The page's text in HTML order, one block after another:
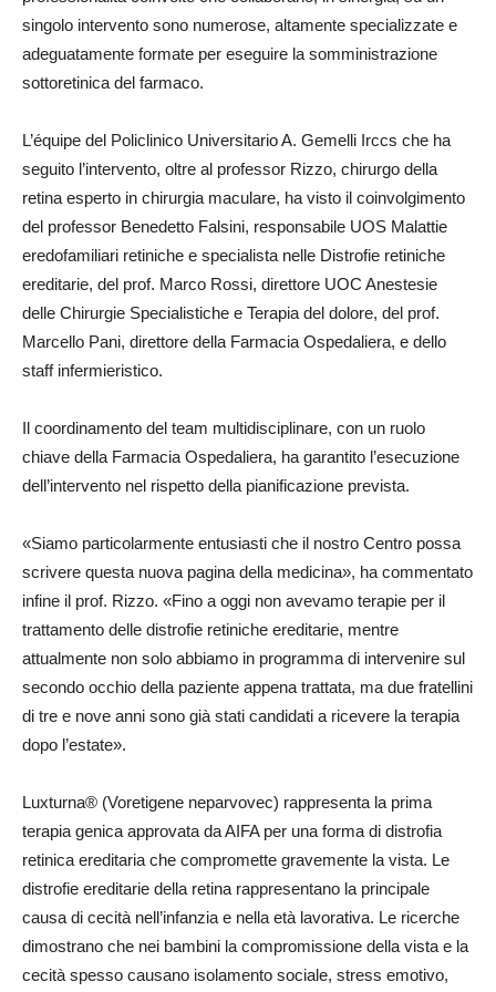
singolo intervento sono numerose, altamente specializzate e
adeguatamente formate per eseguire la somministrazione
sottoretinica del farmaco.
L’équipe del Policlinico Universitario A. Gemelli Irccs che ha
seguito l’intervento, oltre al professor Rizzo, chirurgo della
retina esperto in chirurgia maculare, ha visto il coinvolgimento
del professor Benedetto Falsini, responsabile UOS Malattie
eredofamiliari retiniche e specialista nelle Distrofie retiniche
ereditarie, del prof. Marco Rossi, direttore UOC Anestesie
delle Chirurgie Specialistiche e Terapia del dolore, del prof.
Marcello Pani, direttore della Farmacia Ospedaliera, e dello
staff infermieristico.
Il coordinamento del team multidisciplinare, con un ruolo
chiave della Farmacia Ospedaliera, ha garantito l’esecuzione
dell’intervento nel rispetto della pianificazione prevista.
«Siamo particolarmente entusiasti che il nostro Centro possa
scrivere questa nuova pagina della medicina», ha commentato
infine il prof. Rizzo. «Fino a oggi non avevamo terapie per il
trattamento delle distrofie retiniche ereditarie, mentre
attualmente non solo abbiamo in programma di intervenire sul
secondo occhio della paziente appena trattata, ma due fratellini
di tre e nove anni sono già stati candidati a ricevere la terapia
dopo l’estate».
Luxturna® (Voretigene neparvovec) rappresenta la prima
terapia genica approvata da AIFA per una forma di distrofia
retinica ereditaria che compromette gravemente la vista. Le
distrofie ereditarie della retina rappresentano la principale
causa di cecità nell’infanzia e nella età lavorativa. Le ricerche
dimostrano che nei bambini la compromissione della vista e la
cecità spesso causano isolamento sociale, stress emotivo,